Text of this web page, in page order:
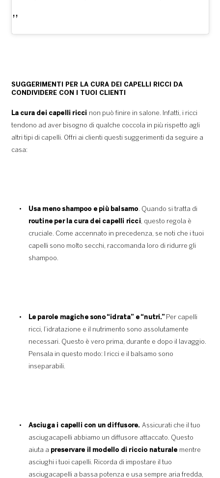
SUGGERIMENTI PER LA CURA DEI CAPELLI RICCI DA
CONDIVIDERE CON I TUOI CLIENTI
La cura dei capelli ricci non può finire in salone. Infatti, i ricci
tendono ad aver bisogno di qualche coccola in più rispetto agli
altri tipi di capelli. Offri ai clienti questi suggerimenti da seguire a
casa:
Usa meno shampoo e più balsamo. Quando si tratta di
routine per la cura dei capelli ricci, questo regola è
cruciale. Come accennato in precedenza, se noti che i tuoi
capelli sono molto secchi, raccomanda loro di ridurre gli
shampoo.
Le parole magiche sono “idrata” e “nutri.” Per capelli
ricci, l’idratazione e il nutrimento sono assolutamente
necessari. Questo è vero prima, durante e dopo il lavaggio.
Pensala in questo modo: I ricci e il balsamo sono
inseparabili.
Asciuga i capelli con un diffusore. Assicurati che il tuo
asciugacapelli abbiamo un diffusore attaccato. Questo
aiuta a preservare il modello di riccio naturale mentre
asciughi i tuoi capelli. Ricorda di impostare il tuo
asciugacapelli a bassa potenza e usa sempre aria fredda,